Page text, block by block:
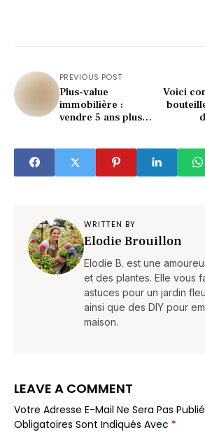
PREVIOUS POST
Plus-value
immobilière :
vendre 5 ans plus
réforme 2026
change vraiment
pour les familles
Voici
WRITTEN BY
Elodie Brouillon
Elodie B. est une
et des plantes. Elle vous
astuces pour un jardin
ainsi que des DIY pour
maison.
LEAVE A COMMENT
Votre Adresse E-Mail Ne Sera Pas
Obligatoires Sont Indiqués Avec *